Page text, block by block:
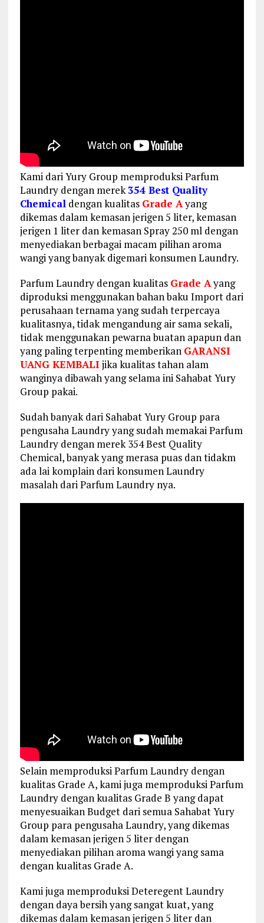
Kami dari Yury Group memproduksi Parfum
Laundry dengan merek354 Best Quality
Chemical dengan kualitas Grade Ayang
dikemas dalam kemasan jerigen 5 liter, kemasan
jerigen 1 liter dan kemasan Spray 250 ml dengan
menyediakan berbagai macam pilihan aroma
wangi yang banyak digemari konsumen Laundry.
Parfum Laundry dengan kualitas Grade Ayang
diproduksi menggunakan bahan baku Import dari
perusahaan ternama yang sudah terpercaya
kualitasnya, tidak mengandung air sama sekali,
tidak menggunakan pewarna buatan apapun dan
yang paling terpenting memberikan GARANSI
UANG KEMBALI jika kualitas tahan alam
wanginya dibawah yang selama ini Sahabat Yury
Group pakai.
Sudah banyak dari Sahabat Yury Group para
pengusaha Laundry yang sudah memakai Parfum
Laundry dengan merek 354 Best Quality
Chemical, banyak yang merasa puas dan tidakm
ada lai komplain dari konsumen Laundry
masalah dari Parfum Laundry nya.
Selain memproduksi Parfum Laundry dengan
kualitas Grade A, kami juga memproduksi Parfum
Laundry dengan kualitas Grade B yang dapat
menyesuaikan Budget dari semua Sahabat Yury
Group para pengusaha Laundry, yang dikemas
dalam kemasan jerigen 5 liter dengan
menyediakan pilihan aroma wangi yang sama
dengan kualitas Grade A.
Kami juga memproduksi Deteregent Laundry
dengan daya bersih yang sangat kuat, yang
dikemas dalam kemasan jerigen 5 liter dan